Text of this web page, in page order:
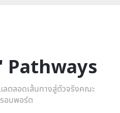
Pathways
ตลอดเส้นทางสู่ตัวจริงคณะ
อบพอร์ต